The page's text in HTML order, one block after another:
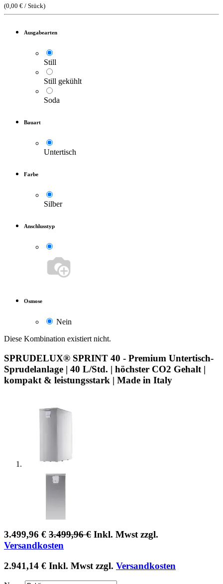
(0,00 € / Stück)
Ausgabearten
Still
Still gekühlt
Soda
Bauart
Untertisch
Farbe
Silber
Anschlusstyp
Osmose
Nein
Diese Kombination existiert nicht.
SPRUDELUX® SPRINT 40 - Premium Untertisch-
Sprudelanlage | 40 L/Std. | höchster CO2 Gehalt |
kompakt & leistungsstark | Made in Italy
3.499,96 € 3.499,96€ Inkl. Mwst zzgl.
Versandkosten
2.941,14 € Inkl. Mwst zzgl. Versandkosten